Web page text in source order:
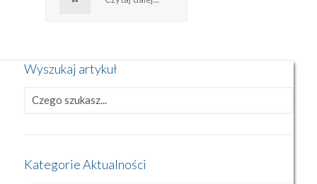
Wyszukaj artykuł
Kategorie Aktualności